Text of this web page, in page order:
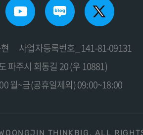
사업자등록번호_ 141-81-09131
파주시 회동길 20 (우 10881)
월~금(공휴일제외) 09:00~18:00
THINKBIG. ALL